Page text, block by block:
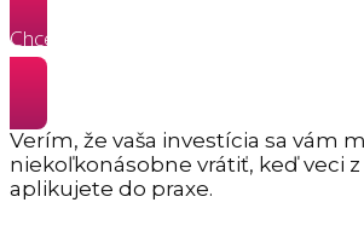
Chcem vstupenku na online workshop
»
Verím, že vaša investícia sa vám
niekoľkonásobne vrátiť, keď veci
aplikujete do praxe.